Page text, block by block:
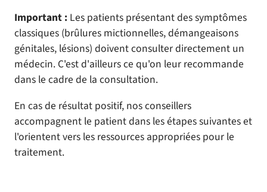
Important : Les patients présentant des symptômes
classiques (brûlures mictionnelles, démangeaisons
génitales, lésions) doivent consulter directement un
médecin. C'est d'ailleurs ce qu'on leur recommande
dans le cadre de la consultation.
En cas de résultat positif, nos conseillers
accompagnent le patient dans les étapes suivantes et
l'orientent vers les ressources appropriées pour le
traitement.